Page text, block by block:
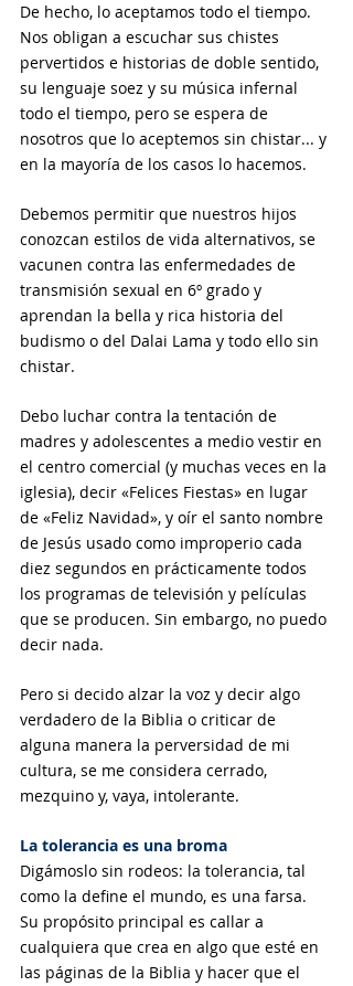
De hecho, lo aceptamos todo el tiempo.
Nos obligan a escuchar sus chistes
pervertidos e historias de doble sentido,
su lenguaje soez y su música infernal
todo el tiempo, pero se espera de
nosotros que lo aceptemos sin chistar... y
en la mayoría de los casos lo hacemos.
Debemos permitir que nuestros hijos
conozcan estilos de vida alternativos, se
vacunen contra las enfermedades de
transmisión sexual en 6º grado y
aprendan la bella y rica historia del
budismo o del Dalai Lama y todo ello sin
chistar.
Debo luchar contra la tentación de
madres y adolescentes a medio vestir en
el centro comercial (y muchas veces en la
iglesia), decir «Felices Fiestas» en lugar
de «Feliz Navidad», y oír el santo nombre
de Jesús usado como improperio cada
diez segundos en prácticamente todos
los programas de televisión y películas
que se producen. Sin embargo, no puedo
decir nada.
Pero si decido alzar la voz y decir algo
verdadero de la Biblia o criticar de
alguna manera la perversidad de mi
cultura, se me considera cerrado,
mezquino y, vaya, intolerante.
La tolerancia es una broma
Digámoslo sin rodeos: la tolerancia, tal
como la define el mundo, es una farsa.
Su propósito principal es callar a
cualquiera que crea en algo que esté en
las páginas de la Biblia y hacer que el